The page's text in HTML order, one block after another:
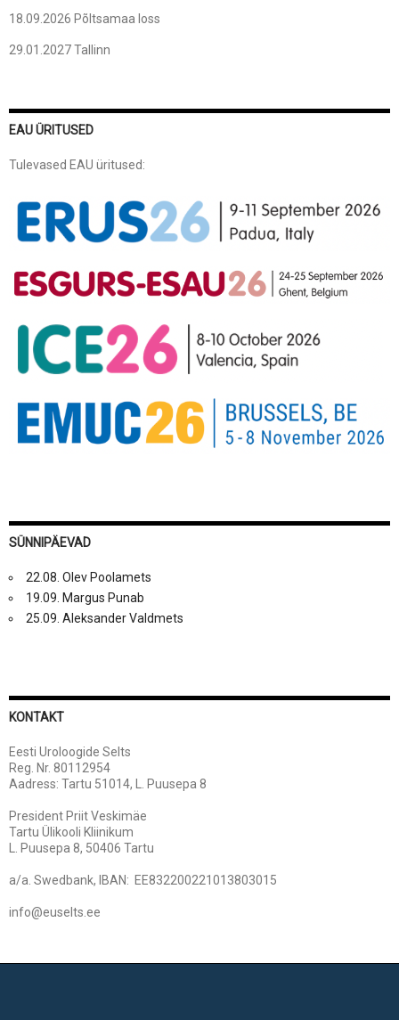
18.09.2026 Põltsamaa loss
29.01.2027 Tallinn
EAU ÜRITUSED
Tulevased EAU üritused:
SÜNNIPÄEVAD
22.08. Olev Poolamets
19.09. Margus Punab
25.09. Aleksander Valdmets
KONTAKT
Eesti Uroloogide Selts
Reg. Nr. 80112954
Aadress: Tartu 51014, L. Puusepa 8
President Priit Veskimäe
Tartu Ülikooli Kliinikum
L. Puusepa 8, 50406 Tartu
a/a. Swedbank, IBAN: EE832200221013803015
info@euselts.ee